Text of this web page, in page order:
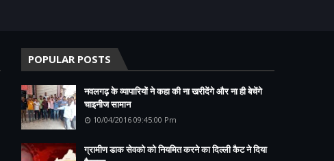
POPULAR POSTS
नवलगढ़ के व्यापारियों ने कहा की ना खरीदेंगे और ना ही बेचेंगे
चाइनीज सामान
10/04/2016 09:45:00 Pm
ग्रामीण डाक सेवको को नियमित करने का दिल्ली कैट ने दिया